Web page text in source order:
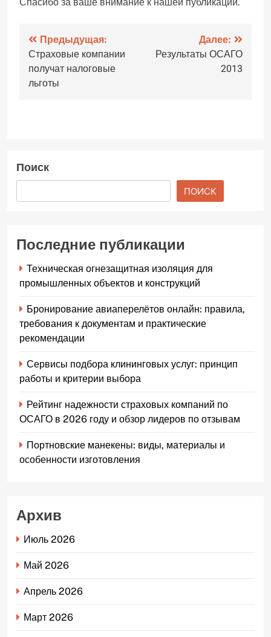
Спасибо за ваше внимание к нашей публикации.
Навигация
по
записям
Предыдущая:
Страховые компании
получат налоговые
льготы
Далее:
Результаты ОСАГО
2013
Поиск
ПОИСК
Последние публикации
Техническая огнезащитная изоляция для
промышленных объектов и конструкций
Бронирование авиаперелётов онлайн: правила,
требования к документам и практические
рекомендации
Сервисы подбора клининговых услуг: принцип
работы и критерии выбора
Рейтинг надежности страховых компаний по
ОСАГО в 2026 году и обзор лидеров по отзывам
Портновские манекены: виды, материалы и
особенности изготовления
Архив
Июль 2026
Май 2026
Апрель 2026
Март 2026